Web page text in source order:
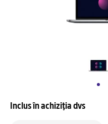
Inclus în achiziția dvs